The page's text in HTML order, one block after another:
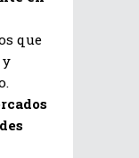
que
y